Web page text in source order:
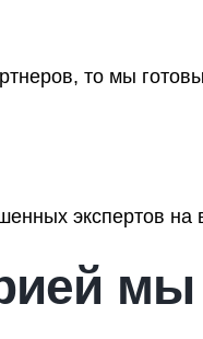
то мы
экспертов